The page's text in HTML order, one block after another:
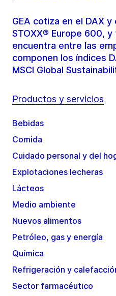
GEA cotiza en el DAX y
STOXX® Europe 600, y
encuentra entre las
componen los índices
MSCI Global
Productos y servicios
Bebidas
Comida
Cuidado personal y del
Explotaciones lecheras
Lácteos
Medio ambiente
Nuevos alimentos
Petróleo, gas y energía
Química
Refrigeración y
Sector farmacéutico